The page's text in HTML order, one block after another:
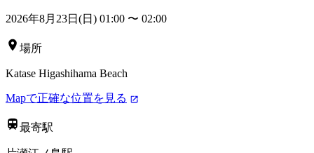
2026年8月23日(日) 01:00 〜 02:00
場所
Katase Higashihama Beach
Mapで正確な位置を見る
最寄駅